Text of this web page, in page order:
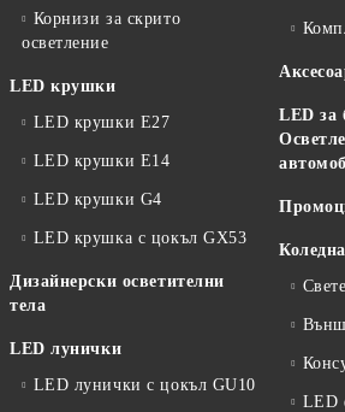
Корнизи за скрито
осветление
LED крушки
LED крушки E27
LED крушки E14
LED крушки G4
LED крушка с цокъл GX53
Дизайнерски осветителни
тела
LED лунички
LED лунички с цокъл GU10
LED за
LED